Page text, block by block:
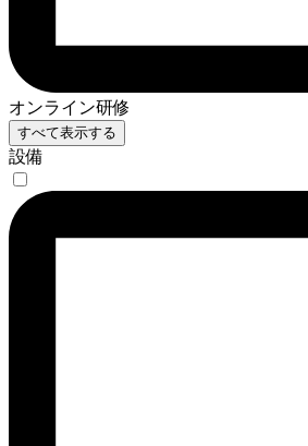
オンライン研修
すべて表示する
設備